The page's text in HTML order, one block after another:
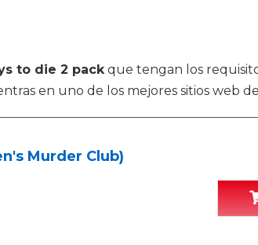
to die 2 packque tengan los
en uno de los mejores sitios web
Murder Club)